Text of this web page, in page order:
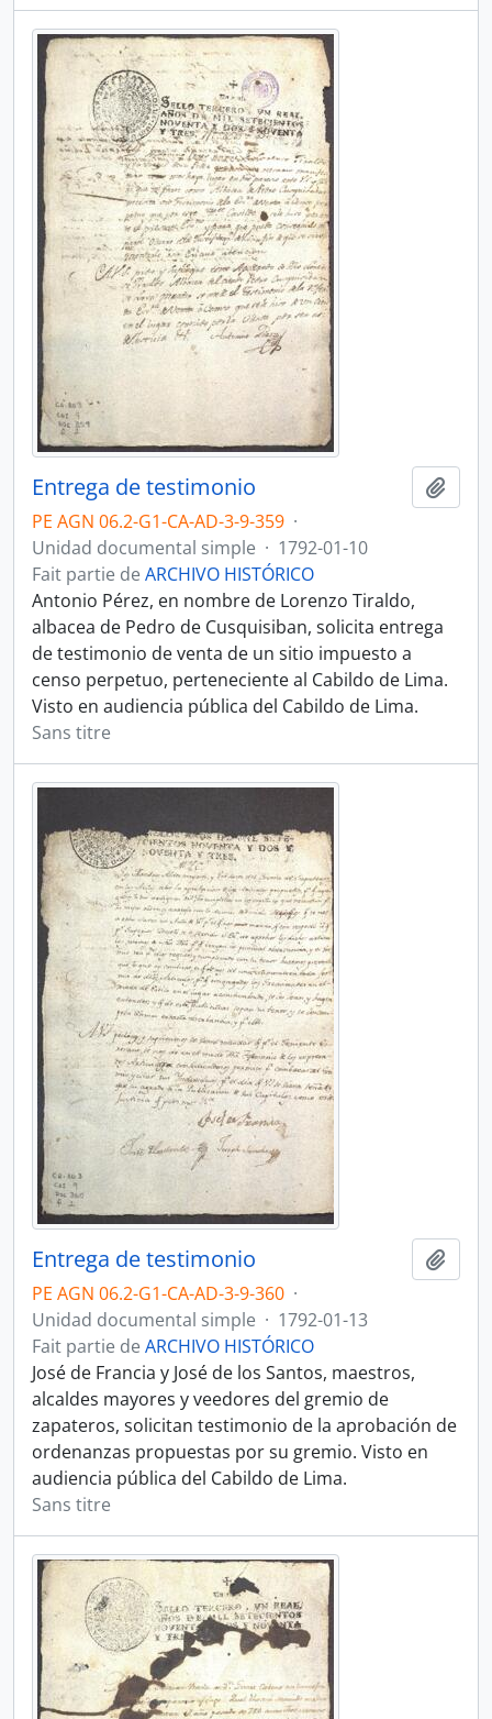
Entrega de testimonio
PE AGN 06.2-G1-CA-AD-3-9-359 ·
Unidad documental simple · 1792-01-10
Fait partie de ARCHIVO HISTÓRICO
Antonio Pérez, en nombre de Lorenzo Tiraldo,
albacea de Pedro de Cusquisiban, solicita entrega
de testimonio de venta de un sitio impuesto a
censo perpetuo, perteneciente al Cabildo de Lima.
Visto en audiencia pública del Cabildo de Lima.
Sans titre
Entrega de testimonio
PE AGN 06.2-G1-CA-AD-3-9-360 ·
Unidad documental simple · 1792-01-13
Fait partie de ARCHIVO HISTÓRICO
José de Francia y José de los Santos, maestros,
alcaldes mayores y veedores del gremio de
zapateros, solicitan testimonio de la aprobación de
ordenanzas propuestas por su gremio. Visto en
audiencia pública del Cabildo de Lima.
Sans titre